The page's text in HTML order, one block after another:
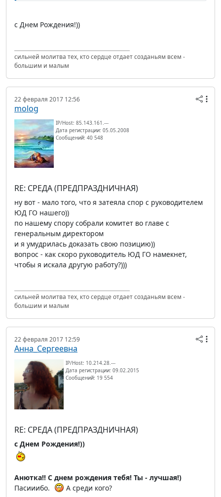
с Днем Рождения!))
сильней молитва тех, кто сердце отдает созданьям всем -
большим и малым
22 февраля 2017 12:56
molog
IP/Host: 85.143.161.---
Дата регистрации: 05.05.2008
Сообщений: 40 548
RE: СРЕДА (ПРЕДПРАЗДНИЧНАЯ)
ну вот - мало того, что я затеяла спор с руководителем
ЮД ГО нашего))
по нашему спору собрали комитет во главе с
генеральным директором
и я умудрилась доказать свою позицию))
вопрос - как скоро руководитель ЮД ГО намекнет,
чтобы я искала другую работу?)))
сильней молитва тех, кто сердце отдает созданьям всем -
большим и малым
22 февраля 2017 12:59
Анна_Сергеевна
IP/Host: 10.214.28.---
Дата регистрации: 09.02.2015
Сообщений: 19 554
RE: СРЕДА (ПРЕДПРАЗДНИЧНАЯ)
с Днем Рождения!))
Анютка!! С днем рождения тебя! Ты - лучшая!)
Пасииибо.
А среди кого?